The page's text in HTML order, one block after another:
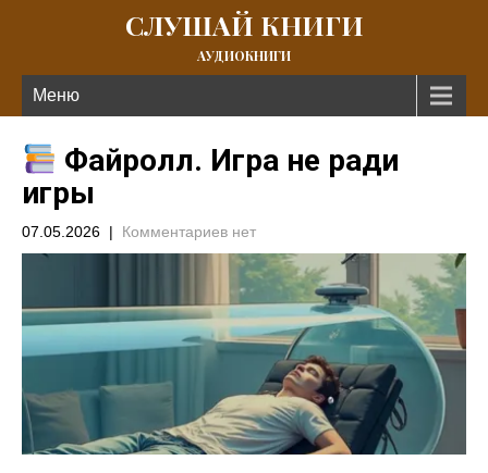
СЛУШАЙ КНИГИ
АУДИОКНИГИ
Меню
Файролл. Игра не ради
игры
07.05.2026 | Комментариев нет